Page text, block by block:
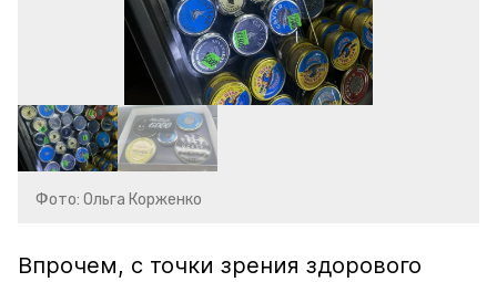
Фото: Ольга Корженко
Впрочем, с точки зрения здорового